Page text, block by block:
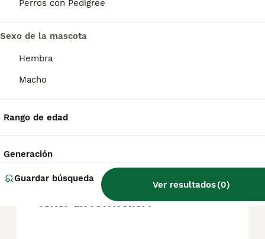
Perros con Pedigree
Sexo de la mascota
Hembra
Macho
Rango de edad
Generación
Guardar búsqueda
Ver resultados(0)
¿Cómo saber si un cachorro
¿Cómo educar a un
¿Cuáles son las ventajas de
tener un rottweiler?